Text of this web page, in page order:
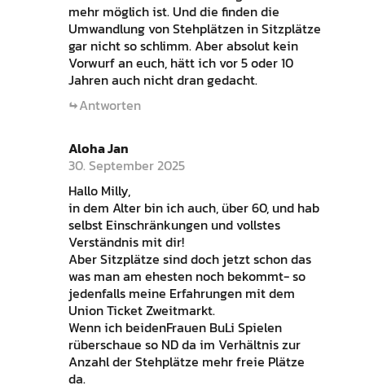
mehr möglich ist. Und die finden die
Umwandlung von Stehplätzen in Sitzplätze
gar nicht so schlimm. Aber absolut kein
Vorwurf an euch, hätt ich vor 5 oder 10
Jahren auch nicht dran gedacht.
Antworten
Aloha Jan
30. September 2025
Hallo Milly,
in dem Alter bin ich auch, über 60, und hab
selbst Einschränkungen und vollstes
Verständnis mit dir!
Aber Sitzplätze sind doch jetzt schon das
was man am ehesten noch bekommt- so
jedenfalls meine Erfahrungen mit dem
Union Ticket Zweitmarkt.
Wenn ich beidenFrauen BuLi Spielen
rüberschaue so ND da im Verhältnis zur
Anzahl der Stehplätze mehr freie Plätze
da.